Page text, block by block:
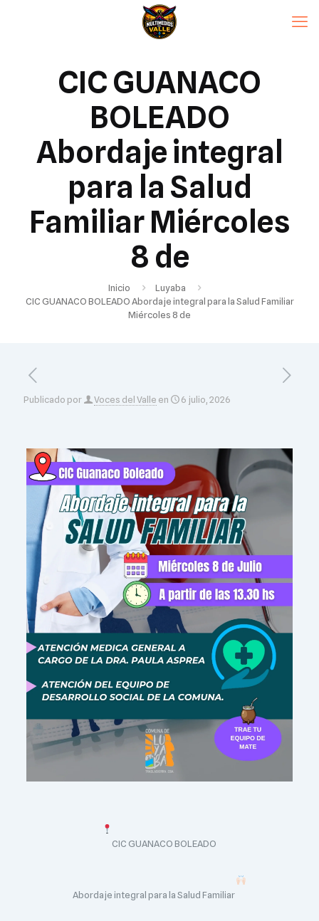
CIC GUANACO
BOLEADO
Abordaje integral
para la Salud
Familiar Miércoles
8 de
Inicio
Luyaba
CIC GUANACO BOLEADO Abordaje integral para la Salud Familiar
Miércoles 8 de
Publicado por Voces del Valle en 6 julio, 2026
CIC GUANACO BOLEADO
Abordaje integral para la Salud Familiar